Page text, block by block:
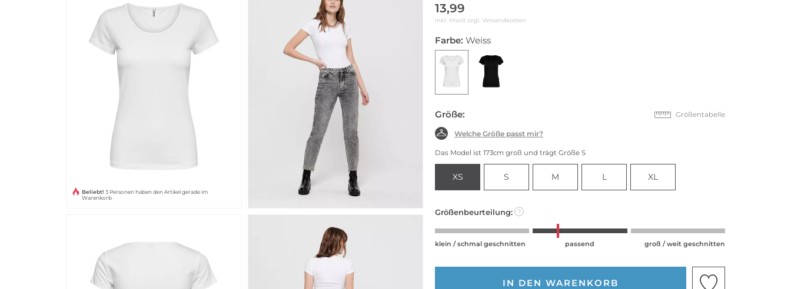
Beliebt! 3 Personen haben den Artikel gerade im
Warenkorb
13,99
inkl. Mwst zzgl. Versandkosten
Farbe: Weiss
Größe: Größentabelle
Welche Größe passt mir?
Das Model ist 173cm groß und trägt Größe S
XS S M L XL
Größenbeurteilung: ?
klein / schmal geschnitten passend groß / weit geschnitten
IN DEN WARENKORB